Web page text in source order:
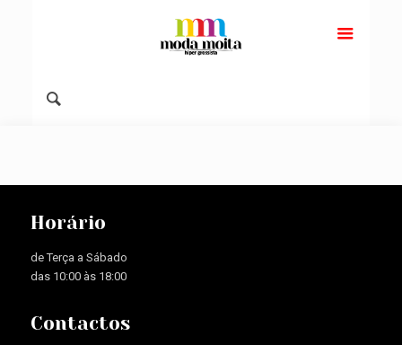
Horário
de Terça a Sábado
das 10:00 às 18:00
Contactos